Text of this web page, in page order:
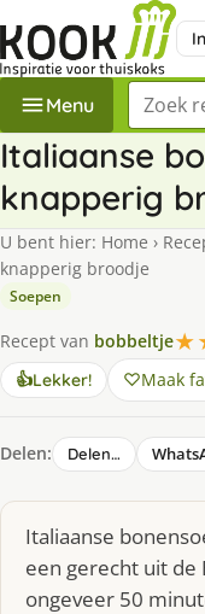
Menu Zoek
Italiaanse
knapperig
U bent hier: Home ›
knapperig broodje
Soepen
Recept van bobbeltje
👍Lekker! Maak
Delen: Delen…
Italiaanse
een gerecht uit de
ongeveer 50